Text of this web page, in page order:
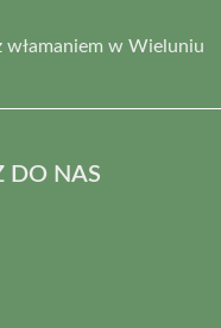
włamaniem w Wieluniu
DO NAS